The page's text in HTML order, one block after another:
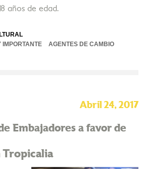
años de edad.
IMPORTANTE AGENTES DE CAMBIO
Abril 24, 2017
Embajadores a favor de
Tropicalia